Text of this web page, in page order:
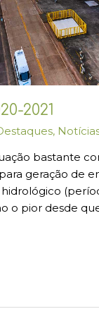
2021
,
bastante
geração de
o pior desde